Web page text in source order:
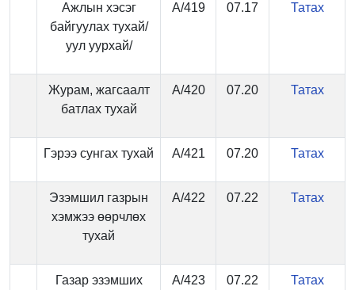
Ажлын хэсэг
байгуулах тухай/
уул уурхай/
А/419 07.17 Татах
Журам, жагсаалт
батлах тухай
А/420 07.20 Татах
Гэрээ сунгах тухай А/421 07.20 Татах
Эзэмшил газрын
хэмжээ өөрчлөх
тухай
А/422 07.22 Татах
Газар эзэмших
А/423 07.22 Татах